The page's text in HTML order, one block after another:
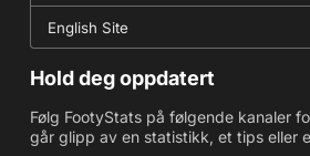
English Site
Hold deg oppdatert
Følg FootyStats på følgende kanaler
går glipp av en statistikk, et tips eller